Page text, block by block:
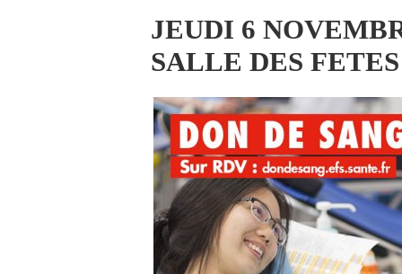
JEUDI 6
SALLE DES